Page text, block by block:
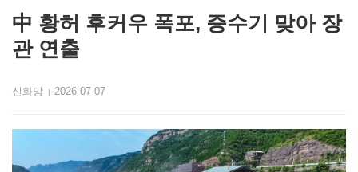
中 황허 후커우 폭포, 증수기 맞아 장
관 연출
신화망 | 2026-07-07